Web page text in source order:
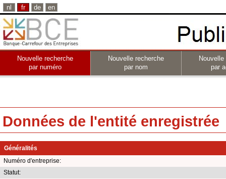
nl fr de en
Nouvelle recherche
par numéro
Nouvelle recherche
par nom
par
Données de l'entité enregistrée
Généralités
Numéro d'entreprise:
Statut: